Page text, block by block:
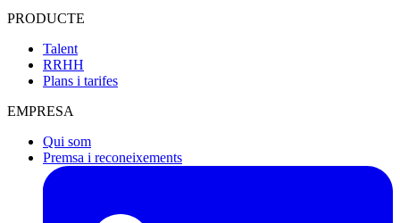
PRODUCTE
Talent
RRHH
Plans i tarifes
EMPRESA
Qui som
Premsa i reconeixements